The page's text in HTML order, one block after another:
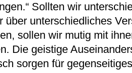
Sollten wir
über unterschiedliches
sollen wir mutig mit
Die geistige
sorgen für